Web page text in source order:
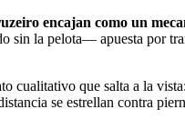
encajan como un
la pelota— apuesta por
cualitativo que salta a la
se estrellan contra